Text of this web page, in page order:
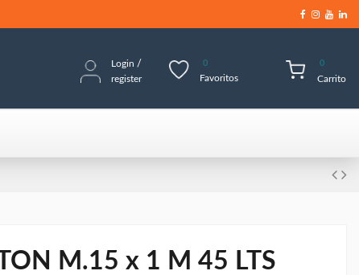
Login /
register
0
Favoritos
0
Carrito
M.15 x 1 M 45 LTS